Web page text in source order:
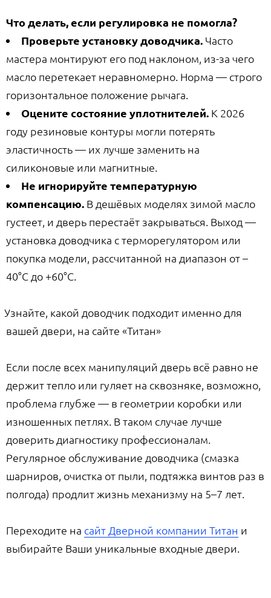
Что делать, если регулировка не помогла?
Проверьте установку доводчика. Часто
мастера монтируют его под наклоном, из-за чего
масло перетекает неравномерно. Норма — строго
горизонтальное положение рычага.
Оцените состояние уплотнителей. К 2026
году резиновые контуры могли потерять
эластичность — их лучше заменить на
силиконовые или магнитные.
Не игнорируйте температурную
компенсацию. В дешёвых моделях зимой масло
густеет, и дверь перестаёт закрываться. Выход —
установка доводчика с терморегулятором или
покупка модели, рассчитанной на диапазон от –
40°С до +60°С.
Узнайте, какой доводчик подходит именно для
вашей двери, на сайте «Титан»
Если после всех манипуляций дверь всё равно не
держит тепло или гуляет на сквозняке, возможно,
проблема глубже — в геометрии коробки или
изношенных петлях. В таком случае лучше
доверить диагностику профессионалам.
Регулярное обслуживание доводчика (смазка
шарниров, очистка от пыли, подтяжка винтов раз в
полгода) продлит жизнь механизму на 5–7 лет.
Переходите на сайт Дверной компании Титан и
выбирайте Ваши уникальные входные двери.